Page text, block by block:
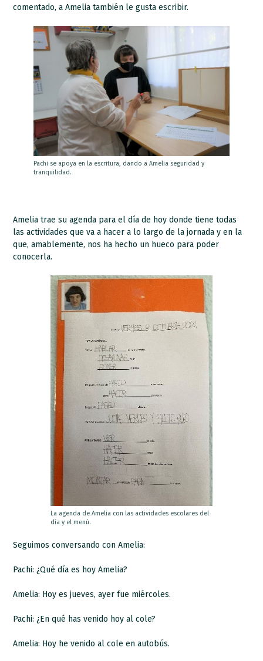
comentado, a Amelia también le gusta escribir.
Pachi se apoya en la escritura, dando a Amelia seguridad y
tranquilidad.
Amelia trae su agenda para el día de hoy donde tiene todas
las actividades que va a hacer a lo largo de la jornada y en la
que, amablemente, nos ha hecho un hueco para poder
conocerla.
La agenda de Amelia con las actividades escolares del
día y el menú.
Seguimos conversando con Amelia:
Pachi: ¿Qué día es hoy Amelia?
Amelia: Hoy es jueves, ayer fue miércoles.
Pachi: ¿En qué has venido hoy al cole?
Amelia: Hoy he venido al cole en autobús.